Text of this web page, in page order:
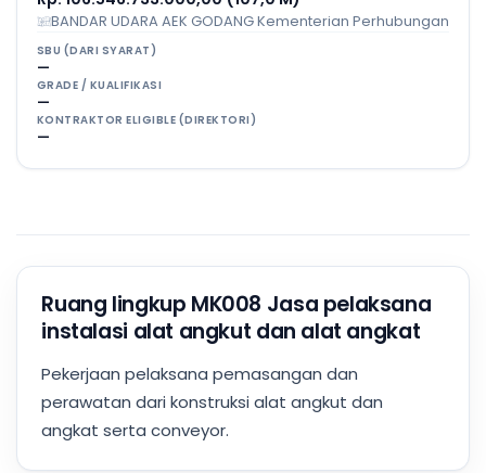
BANDAR UDARA AEK GODANG Kementerian Perhubungan
SBU (DARI SYARAT)
—
GRADE / KUALIFIKASI
—
KONTRAKTOR ELIGIBLE (DIREKTORI)
—
Ruang lingkup MK008 Jasa pelaksana
instalasi alat angkut dan alat angkat
Pekerjaan pelaksana pemasangan dan
perawatan dari konstruksi alat angkut dan
angkat serta conveyor.